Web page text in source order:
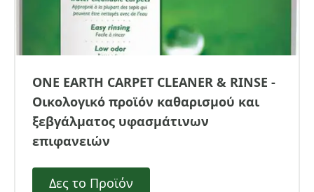
ONE EARTH CARPET CLEANER & RINSE -
Οικολογικό προϊόν καθαρισμού και
ξεβγάλματος υφασμάτινων
επιφανειών
Δες το Προϊόν